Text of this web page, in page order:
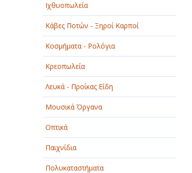
Ιχθυοπωλεία
Κάβες Ποτών - Ξηροί Καρποί
Κοσμήματα - Ρολόγια
Κρεοπωλεία
Λευκά - Προίκας Είδη
Μουσικά Όργανα
Οπτικά
Παιχνίδια
Πολυκαταστήματα